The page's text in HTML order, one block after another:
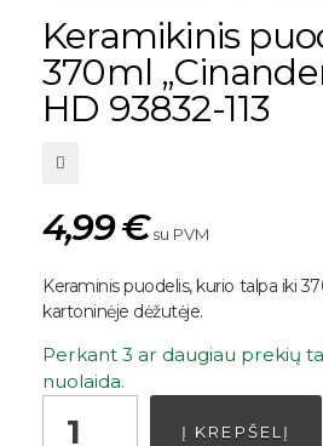
Keramikinis
370ml
HD 93832-113
4,99€ su PVM
Keraminis puodelis, kurio talpa iki
kartoninėje dėžutėje.
Perkant 3 ar daugiau prekių
nuolaida.
Į KREPŠELĮ